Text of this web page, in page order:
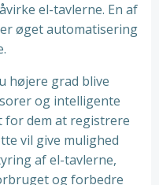
el-tavlerne. En af
øget automatisering
højere grad blive
og intelligente
dem at registrere
vil give mulighed
af el-tavlerne,
og forbedre